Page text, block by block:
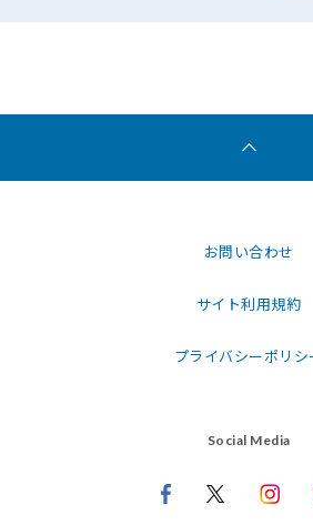
お問い合わせ
サイト利用規約
プライバシーポリシ
Social Media